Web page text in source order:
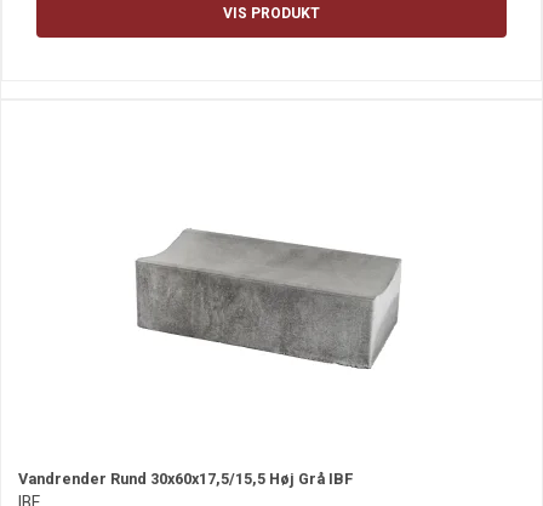
VIS PRODUKT
Vandrender Rund 30x60x17,5/15,5 Høj Grå IBF